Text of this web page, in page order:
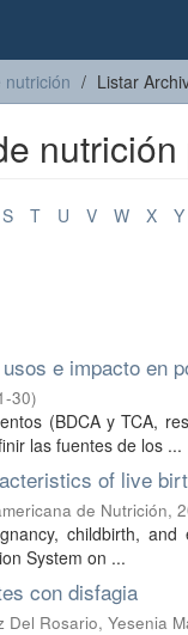
nutrición Listar
S T U V W X Y
e impacto en
30)
(BDCA y TCA,
las fuentes de los ...
of live
de Nutrición,
childbirth,
System on ...
con disfagia
Del Rosario, Yesenia